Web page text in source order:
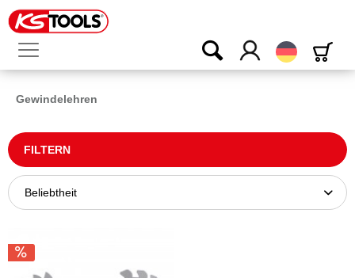
Deutsch
Gewindelehren
FILTERN